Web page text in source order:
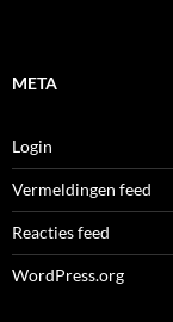
META
Login
Vermeldingen feed
Reacties feed
WordPress.org